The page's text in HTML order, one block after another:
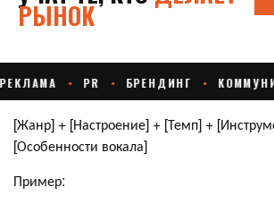
[Жанр] + [Настроение] + [Темп] +
[Особенности вокала]
Пример: